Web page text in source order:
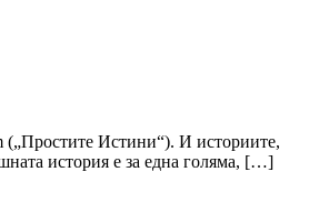
(„Простите Истини“). И историите,
история е за една голяма, […]